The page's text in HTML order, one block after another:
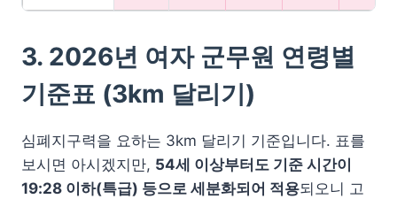
3. 2026년 여자 군무원 연령별
기준표 (3km 달리기)
심폐지구력을 요하는 3km 달리기 기준입니다. 표를
보시면 아시겠지만, 54세 이상부터도 기준 시간이
19:28 이하(특급) 등으로 세분화되어 적용되오니 고